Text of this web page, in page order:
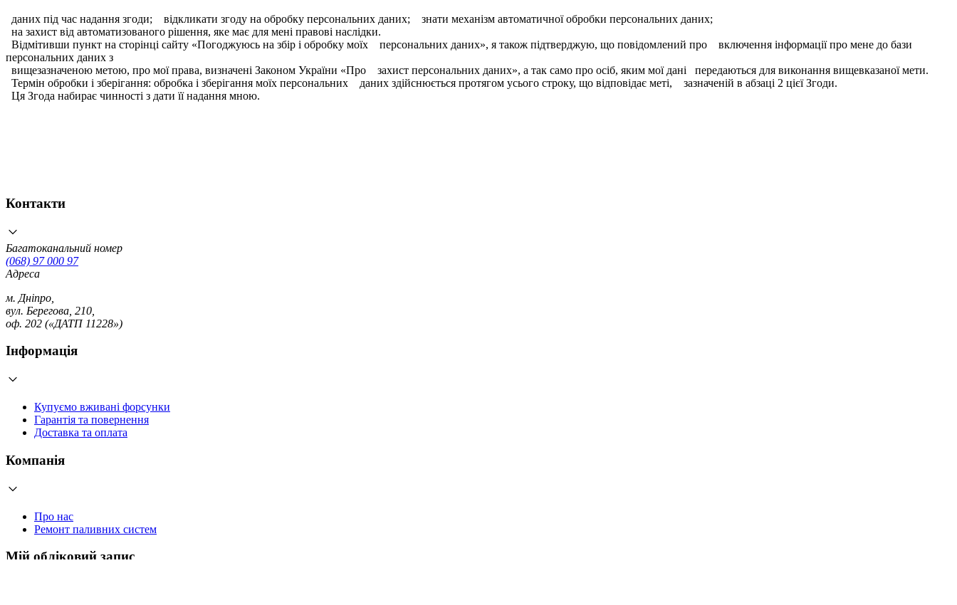
даних під час надання згоди; відкликати згоду на обробку персональних даних; знати механізм автоматичної обробки персональних даних;
на захист від автоматизованого рішення, яке має для мені правові наслідки.
Відмітивши пункт на сторінці сайту «Погоджуюсь на збір і обробку моїх персональних даних», я також підтверджую, що повідомлений про включення інформації про мене до бази
персональних даних з
вищезазначеною метою, про мої права, визначені Законом України «Про захист персональних даних», а так само про осіб, яким мої дані передаються для виконання вищевказаної мети.
Термін обробки і зберігання: обробка і зберігання моїх персональних даних здійснюється протягом усього строку, що відповідає меті, зазначеній в абзаці 2 цієї Згоди.
Ця Згода набирає чинності з дати її надання мною.
Контакти
Багатоканальний номер
(068) 97 000 97
Адреса
м. Дніпро,
вул. Берегова, 210,
оф. 202 («ДАТП 11228»)
Інформація
Купуємо вживані форсунки
Гарантія та повернення
Доставка та оплата
Компанія
Про нас
Ремонт паливних систем
Мій обліковий запис